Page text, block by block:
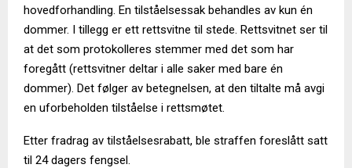
hovedforhandling. En tilståelsessak behandles av kun én
dommer. I tillegg er ett rettsvitne til stede. Rettsvitnet ser til
at det som protokolleres stemmer med det som har
foregått (rettsvitner deltar i alle saker med bare én
dommer). Det følger av betegnelsen, at den tiltalte må avgi
en uforbeholden tilståelse i rettsmøtet.
Etter fradrag av tilståelsesrabatt, ble straffen foreslått satt
til 24 dagers fengsel.